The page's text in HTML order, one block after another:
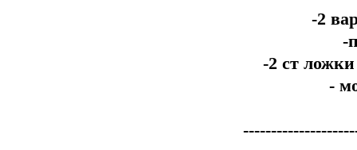
-2
-
-2 ст
-